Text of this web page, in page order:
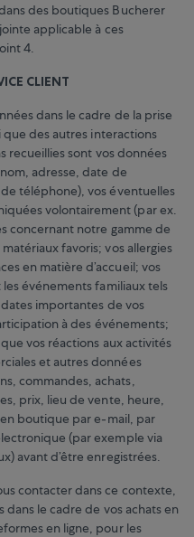
des boutiques Bucherer
applicable à ces
4.
CLIENT
dans le cadre de la prise
des autres interactions
recueillies sont vos données
adresse, date de
téléphone), vos éventuelles
volontairement (par ex.
concernant notre gamme de
favoris; vos allergies
en matière d’accueil; vos
événements familiaux tels
importantes de vos
à des événements;
vos réactions aux activités
et autres données
commandes, achats,
prix, lieu de vente, heure,
boutique par e-mail, par
(par exemple via
avant d’être enregistrées.
contacter dans ce contexte,
le cadre de vos achats en
en ligne, pour les